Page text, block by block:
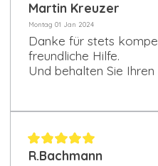
Martin Kreuzer
Montag 01 Jan 2024
Danke für stets
freundliche Hilfe.
Und behalten Sie Ihren
R.Bachmann